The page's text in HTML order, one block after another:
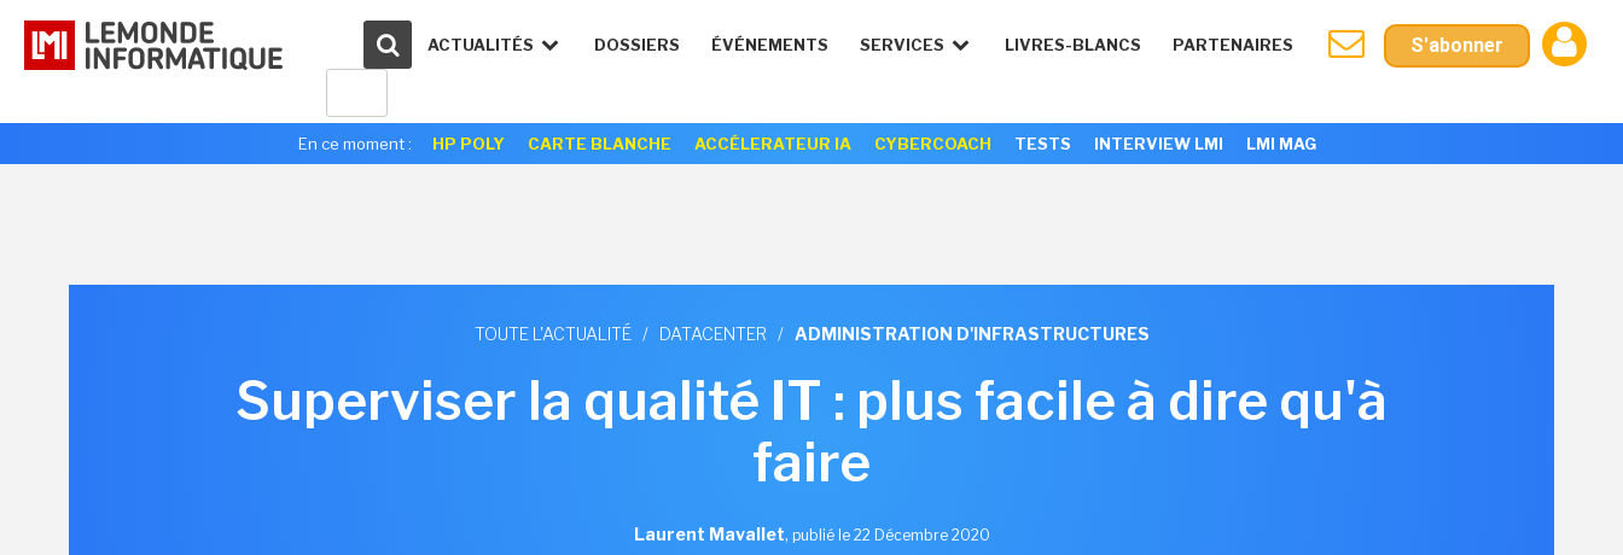
ACTUALITÉS DOSSIERS ÉVÉNEMENTS SERVICES LIVRES-BLANCS PARTENAIRES S'abonner
En ce moment : HP POLY CARTE BLANCHE ACCÉLERATEUR IA CYBERCOACH TESTS INTERVIEW LMI LMI MAG
TOUTE L'ACTUALITÉ / DATACENTER / ADMINISTRATION D'INFRASTRUCTURES
Superviser la qualité IT : plus facile à dire qu'à
faire
Laurent Mavallet, publié le 22 Décembre 2020